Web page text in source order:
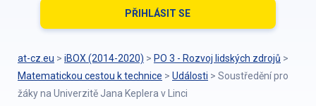
at-cz.eu > iBOX (2014-2020) > PO 3 - Rozvoj lidských zdrojů >
Matematickou cestou k technice > Události > Soustředění pro
žáky na Univerzitě Jana Keplera v Linci